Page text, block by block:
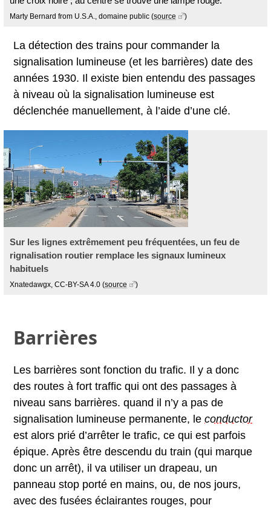
Marty Bernard from U.S.A., domaine public (source )
La détection des trains pour commander la
signalisation lumineuse (et les barrières) date des
années 1930. Il existe bien entendu des passages
à niveau où la signalisation lumineuse est
déclenchée manuellement, à l’aide d’une clé.
Sur les lignes extrêmement peu fréquentées, un feu de
rignalisation routier remplace les signaux lumineux
habituels
Xnatedawgx, CC-BY-SA 4.0 (source )
Barrières
Les barrières sont fonction du trafic. Il y a donc
des routes à fort traffic qui ont des passages à
niveau sans barrières. quand il n’y a pas de
signalisation lumineuse permanente, le conductor
est alors prié d’arrêter le trafic, ce qui est parfois
épique. Après être descendu du train (qui marque
donc un arrêt), il va utiliser un drapeau, un
panneau stop porté en mains, ou, de nos jours,
avec des fusées éclairantes rouges, pour